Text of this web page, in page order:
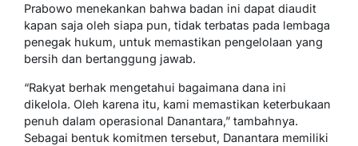
Prabowo menekankan bahwa badan ini dapat diaudit
kapan saja oleh siapa pun, tidak terbatas pada lembaga
penegak hukum, untuk memastikan pengelolaan yang
bersih dan bertanggung jawab.
“Rakyat berhak mengetahui bagaimana dana ini
dikelola. Oleh karena itu, kami memastikan keterbukaan
penuh dalam operasional Danantara,” tambahnya.
Sebagai bentuk komitmen tersebut, Danantara memiliki